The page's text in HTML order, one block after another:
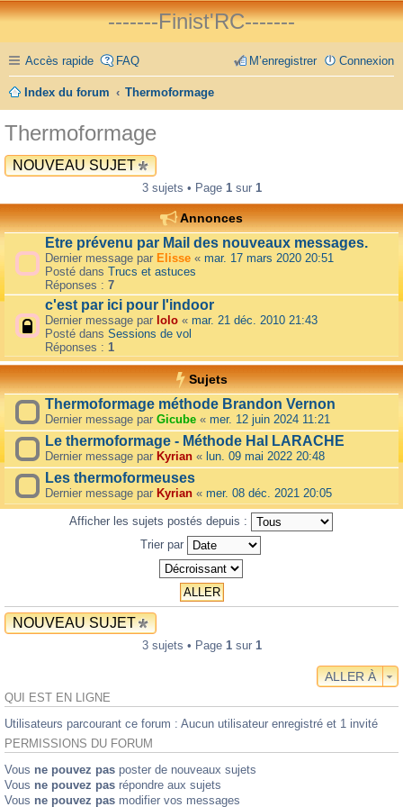
-------Finist'RC-------
Accès rapide FAQ Connexion
M’enregistrer
Index du forum Thermoformage
Thermoformage
NOUVEAU SUJET
3 sujets • Page 1sur 1
Annonces
Etre prévenu par Mail des nouveaux messages.
Dernier message par Elisse « mar. 17 mars 2020 20:51
Posté dans Trucs et astuces
Réponses : 7
c'est par ici pour l'indoor
Dernier message par lolo « mar. 21 déc. 2010 21:43
Posté dans Sessions de vol
Réponses : 1
Sujets
Thermoformage méthode Brandon Vernon
Dernier message par Gicube « mer. 12 juin 2024 11:21
Le thermoformage - Méthode Hal LARACHE
Dernier message par Kyrian « lun. 09 mai 2022 20:48
Les thermoformeuses
Dernier message par Kyrian « mer. 08 déc. 2021 20:05
Afficher les sujets postés depuis :
Trier par
NOUVEAU SUJET
3 sujets • Page 1sur 1
ALLER À
QUI EST EN LIGNE
Utilisateurs parcourant ce forum : Aucun utilisateur enregistré et 1 invité
PERMISSIONS DU FORUM
Vous ne pouvez pas poster de nouveaux sujets
Vous ne pouvez pas répondre aux sujets
Vous ne pouvez pas modifier vos messages